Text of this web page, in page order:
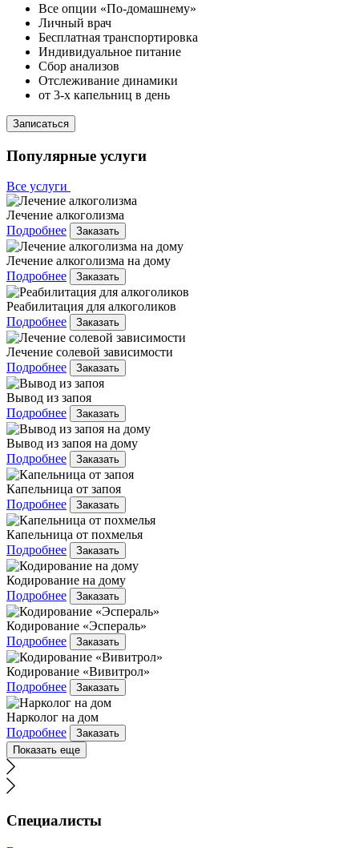
Все опции «По-домашнему»
Личный врач
Бесплатная транспортировка
Индивидуальное питание
Сбор анализов
Отслеживание динамики
от 3-х капельниц в день
Записаться
Популярные услуги
Все услуги
Лечение алкоголизма
Подробнее
Заказать
Лечение алкоголизма на дому
Подробнее
Заказать
Реабилитация для алкоголиков
Подробнее
Заказать
Лечение солевой зависимости
Подробнее
Заказать
Вывод из запоя
Подробнее
Заказать
Вывод из запоя на дому
Подробнее
Заказать
Капельница от запоя
Подробнее
Заказать
Капельница от похмелья
Подробнее
Заказать
Кодирование на дому
Подробнее
Заказать
Кодирование «Эспераль»
Подробнее
Заказать
Кодирование «Вивитрол»
Подробнее
Заказать
Нарколог на дом
Подробнее
Заказать
Показать еще
Специалисты